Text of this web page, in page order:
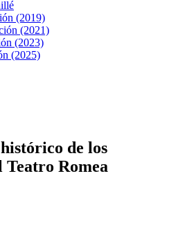
(2019)
(2021)
(2023)
(2025)
de los
Teatro Romea